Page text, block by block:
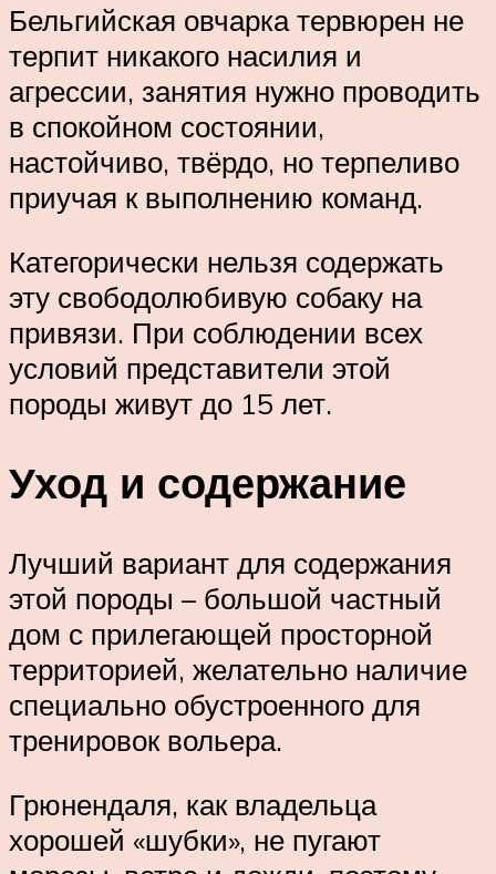
Бельгийская овчарка тервюрен не
терпит никакого насилия и
агрессии, занятия нужно проводить
в спокойном состоянии,
настойчиво, твёрдо, но терпеливо
приучая к выполнению команд.
Категорически нельзя содержать
эту свободолюбивую собаку на
привязи. При соблюдении всех
условий представители этой
породы живут до 15 лет.
Уход и содержание
Лучший вариант для содержания
этой породы – большой частный
дом с прилегающей просторной
территорией, желательно наличие
специально обустроенного для
тренировок вольера.
Грюнендаля, как владельца
хорошей «шубки», не пугают